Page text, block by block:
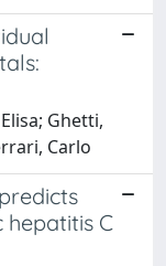
Ghetti,
Carlo
C